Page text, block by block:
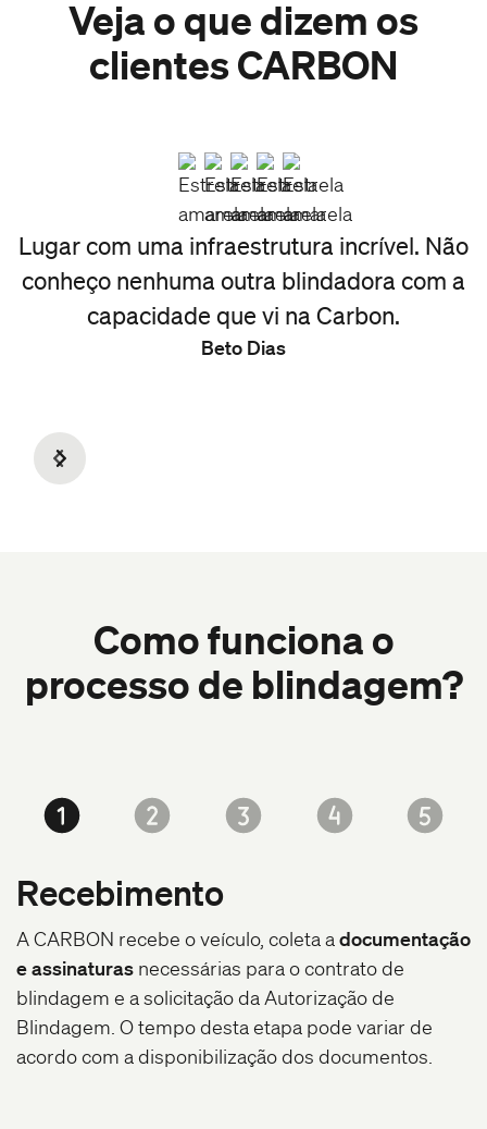
Veja o que dizem os
clientes CARBON
Lugar com uma infraestrutura incrível. Não
conheço nenhuma outra blindadora com a
capacidade que vi na Carbon.
Beto Dias
Slide 5 of 6.
Como funciona o
processo de blindagem?
Recebimento
A CARBON recebe o veículo, coleta a documentação
e assinaturas necessárias para o contrato de
blindagem e a solicitação da Autorização de
Blindagem. O tempo desta etapa pode variar de
acordo com a disponibilização dos documentos.